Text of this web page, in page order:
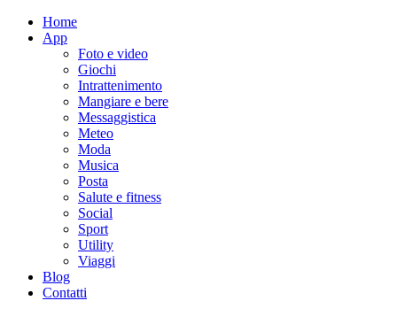
Home
App
Foto e video
Giochi
Intrattenimento
Mangiare e bere
Messaggistica
Meteo
Moda
Musica
Posta
Salute e fitness
Social
Sport
Utility
Viaggi
Blog
Contatti